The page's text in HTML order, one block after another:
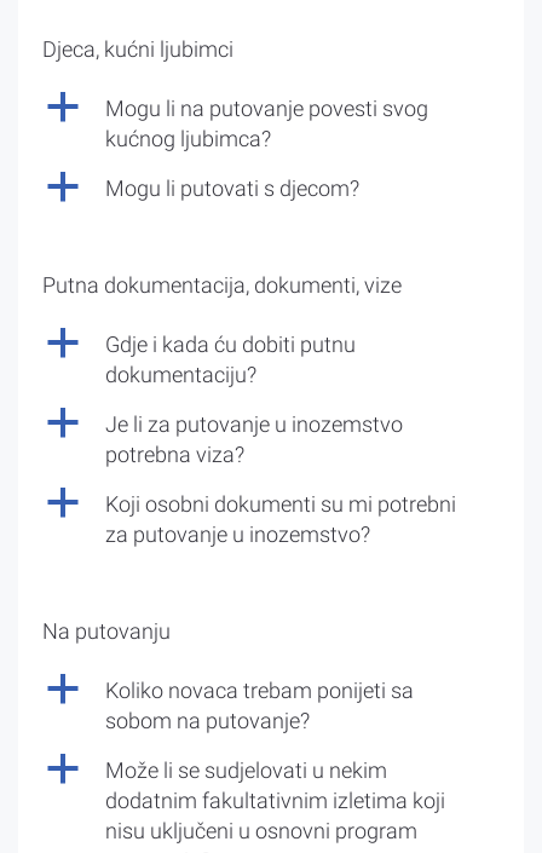
Djeca, kućni ljubimci
a
Mogu li na putovanje povesti svog
kućnog ljubimca?
a Mogu li putovati s djecom?
Putna dokumentacija, dokumenti, vize
a
Gdje i kada ću dobiti putnu
dokumentaciju?
a
Je li za putovanje u inozemstvo
potrebna viza?
a
Koji osobni dokumenti su mi potrebni
za putovanje u inozemstvo?
Na putovanju
a
Koliko novaca trebam ponijeti sa
sobom na putovanje?
a
Može li se sudjelovati u nekim
dodatnim fakultativnim izletima koji
nisu uključeni u osnovni program